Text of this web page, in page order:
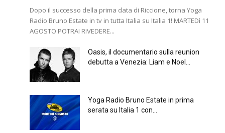
Dopo il successo della prima data di Riccione, torna Yoga
Radio Bruno Estate in tv in tutta Italia su Italia 1! MARTEDì 11
AGOSTO POTRAI RIVEDERE...
Oasis, il documentario sulla reunion
debutta a Venezia: Liam e Noel...
Yoga Radio Bruno Estate in prima
serata su Italia 1 con...